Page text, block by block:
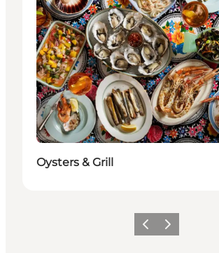
Oysters & Grill
ForrigeNæste